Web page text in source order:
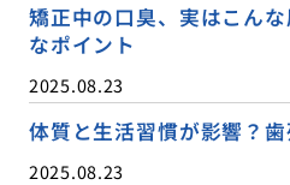
矯正中の口臭、実はこん
なポイント
2025.08.23
体質と生活習慣が影響？
2025.08.23